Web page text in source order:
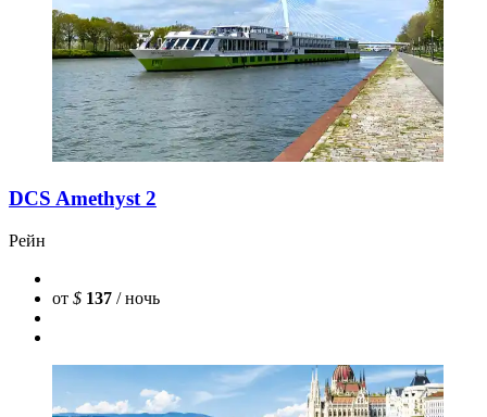
DCS Amethyst 2
Рейн
от $ 137 / ночь